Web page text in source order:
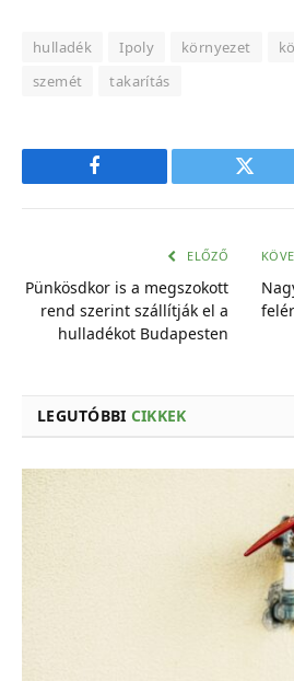
hulladék Ipoly környezet
szemét
takarítás
Facebook
ELŐZŐ
Pünkösdkor is a megszokott
rend szerint szállítják el a
hulladékot Budapesten
LEGUTÓBBI CIKKEK